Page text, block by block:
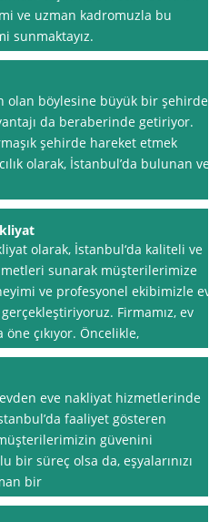
ve uzman kadromuzla bu
sunmaktayız.
olan böylesine büyük bir şehirde
da beraberinde getiriyor.
şehirde hareket etmek
olarak, İstanbul’da bulunan ve
olarak, İstanbul‘da kaliteli ve
sunarak müşterilerimize
ve profesyonel ekibimizle ev
Firmamız, ev
çıkıyor. Öncelikle,
eve nakliyat hizmetlerinde
faaliyet gösteren
güvenini
bir süreç olsa da, eşyalarınızı
bir